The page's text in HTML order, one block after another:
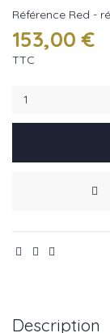
Référence Red -
153,00 €
TTC
Description